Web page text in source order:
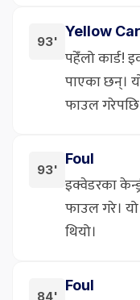
93'
Yellow
पहेँलो कार्ड!
पाएका छन्।
फाउल
93'
Foul
इक्वेडरका
फाउल गरे।
थियो।
84'
Foul